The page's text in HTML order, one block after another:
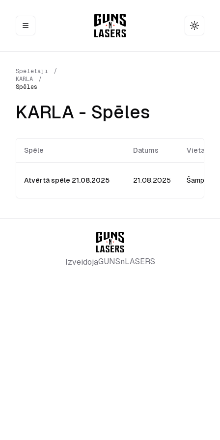
Toggle
Spēlētāji
/
KARLA
/
Spēles
KARLA - Spēles
Spēle Datums Vieta
Atvērtā spēle 21.08.2025 21.08.2025
IzveidojaGUNSnLASERS